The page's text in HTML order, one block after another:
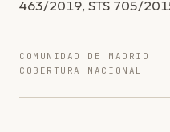
463/2019, STS 705/
COMUNIDAD DE MADRID
COBERTURA NACIONAL